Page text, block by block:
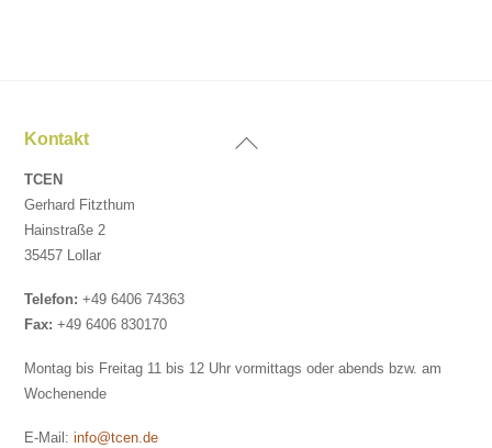
Back
Kontakt
TCEN
Gerhard Fitzthum
Hainstraße 2
35457 Lollar
Telefon: +49 6406 74363
Fax: +49 6406 830170
Montag bis Freitag 11 bis 12 Uhr vormittags oder abends bzw. am
Wochenende
E-Mail:info@tcen.de